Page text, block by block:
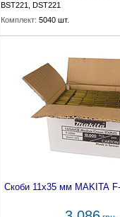
BST221, DST221
Комплект: 5040 шт.
Скоби 11х35 мм MAKITA